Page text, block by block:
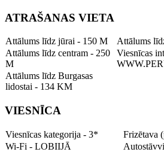
ATRAŠANAS VIETA
Attālums līdz jūrai - 150 M
Attālums
Attālums līdz centram - 250
M
Viesnīcas
Attālums līdz Burgasas
lidostai - 134 KM
VIESNĪCA
Viesnīcas kategorija - 3*
Frizētava
Wi-Fi - LOBIIJĀ